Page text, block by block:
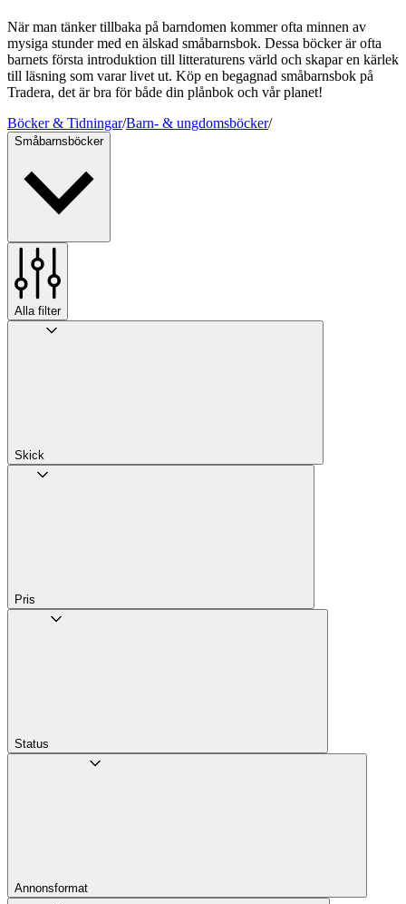
När man tänker tillbaka på barndomen kommer ofta minnen av
mysiga stunder med en älskad småbarnsbok. Dessa böcker är ofta
barnets första introduktion till litteraturens värld och skapar en kärlek
till läsning som varar livet ut. Köp en begagnad småbarnsbok på
Tradera, det är bra för både din plånbok och vår planet!
Böcker & Tidningar/Barn- & ungdomsböcker/
Småbarnsböcker
Alla filter
Skick
Pris
Status
Annons­format